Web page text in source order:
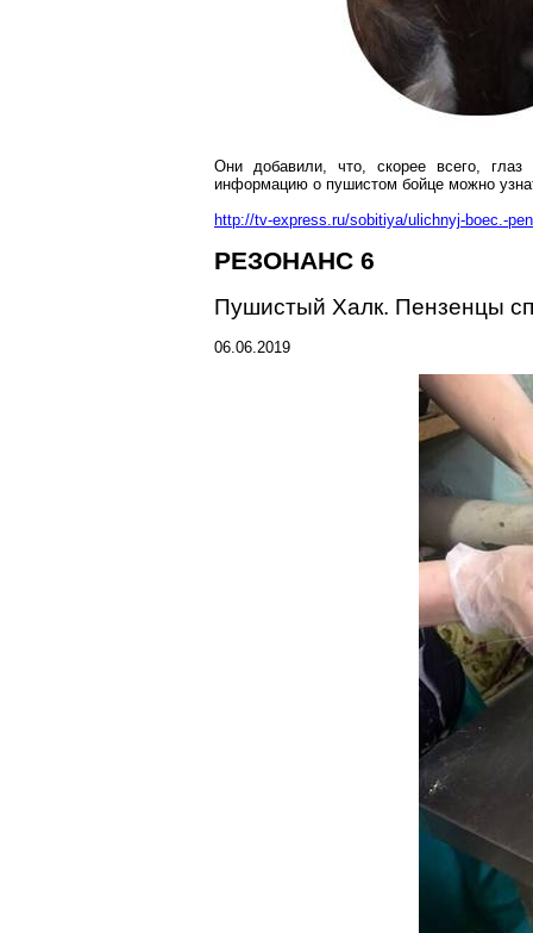
Они добавили, что, скорее всего,
информацию о пушистом бойце можно
http://tv-express.ru/sobitiya/ulichnyj-boec.-
РЕЗОНАНС 6
Пушистый Халк. Пензенцы
06.06.2019